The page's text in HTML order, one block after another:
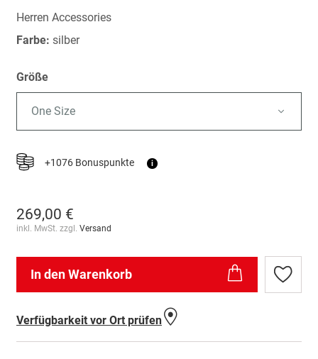
springen
Herren Accessories
Farbe: silber
Größe
One Size
+1076 Bonuspunkte i
269,00 €
inkl. MwSt. zzgl. Versand
In den Warenkorb
Zur
Verfügbarkeit vor Ort prüfen